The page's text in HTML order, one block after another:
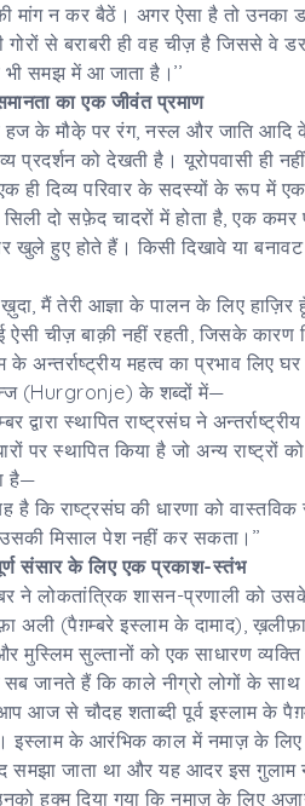
मांग न कर बैठें। अगर ऐसा है तो उनका
गोरों से बराबरी ही वह चीज़ है जिससे वे
समझ में आ जाता है।’’
का एक जीवंत प्रमाण
हज के मौके़ पर रंग, नस्ल और जाति आदि
प्रदर्शन को देखती है। यूरोपवासी ही
ही दिव्य परिवार के सदस्यों के रूप में
दो सफ़ेद चादरों में होता है, एक कमर
हुए होते हैं। किसी दिखावे या बनावट
ख़ुदा, मैं तेरी आज्ञा के पालन के लिए
ऐसी चीज़ बाक़ी नहीं रहती, जिसके
के अन्तर्राष्ट्रीय महत्व का प्रभाव लिए
(Hurgronje) के शब्दों में—
द्वारा स्थापित राष्ट्रसंघ ने
पर स्थापित किया है जो अन्य राष्ट्रों को
है—
यह है कि राष्ट्रसंघ की धारणा को
उसकी मिसाल पेश नहीं कर सकता।’’
संसार के लिए एक प्रकाश-स्तंभ
ने लोकतांत्रिक शासन-प्रणाली को
अली (पैग़म्बरे इस्लाम के दामाद),
मुस्लिम सुल्तानों को एक साधारण
सब जानते हैं कि काले नीग्रो लोगों के
आज से चौदह शताब्दी पूर्व इस्लाम के
इस्लाम के आरंभिक काल में नमाज़ के
समझा जाता था और यह आदर इस गु़लाम
हुक्म दिया गया कि नमाज़ के लिए